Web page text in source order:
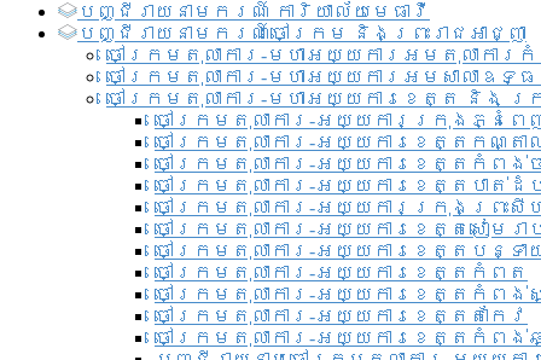
បញ្ជី​រាយ​នាមករណ៍ ការិយាល័យ​មេធាវី​
បញ្ជី​រាយ​នាមករណ៍​ចៅក្រម និងព្រះរាជអាជ្ញា
ចៅក្រមតុលាការ-មហាអយ្យការអមតុលាការ
ចៅក្រមតុលាការ-មហាអយ្យការអមសាលាឧទ្
ចៅក្រមតុលាការ-មហាអយ្យការខេត្ត និង ក្
ចៅក្រមតុលាការ-អយ្យការក្រុងភ្នំពេ
ចៅក្រមតុលាការ-អយ្យការខេត្តកណ្តា
ចៅក្រមតុលាការ-អយ្យការខេត្តកំពង់ច
ចៅក្រមតុលាការ-អយ្យការខេត្តបាត់ដំ
ចៅក្រមតុលាការ-អយ្យការ​ក្រុងព្រះសី
ចៅក្រមតុលាការ-អយ្យការខេត្តសៀមរា
ចៅក្រមតុលាការ-អយ្យការខេត្តបន្ទា
ចៅក្រមតុលាការ-អយ្យការខេត្តកំពត
ចៅក្រមតុលាការ-អយ្យការខេត្តកំពង់
ចៅក្រមតុលាការ-អយ្យការខេត្តតាកែវ
ចៅក្រមតុលាការ-អយ្យការខេត្តកំពង់